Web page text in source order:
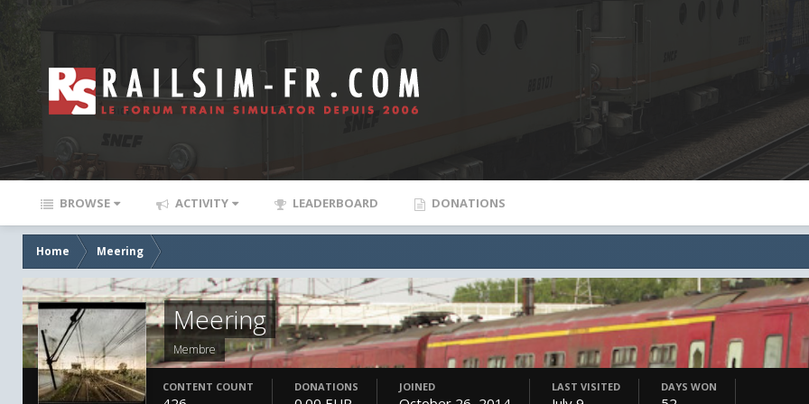
BROWSE ACTIVITY LEADERBOARD DONATIONS
Home Meering
Meering
Membre
CONTENT COUNT DONATIONS JOINED LAST VISITED DAYS WON